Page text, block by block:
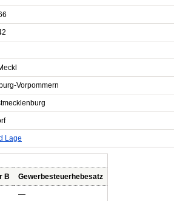
Vorpommern
Lage
B Gewerbesteuerhebesatz
—